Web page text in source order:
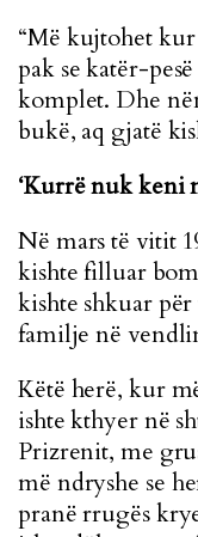
“Më kujtohet
pak se katër-
komplet. Dhe
bukë, aq gjatë
‘Kurrë nuk keni
Në mars të vitit
kishte filluar
kishte shkuar
familje në
Këtë herë, kur
ishte kthyer në
Prizrenit, me
më ndryshe se
pranë rrugës